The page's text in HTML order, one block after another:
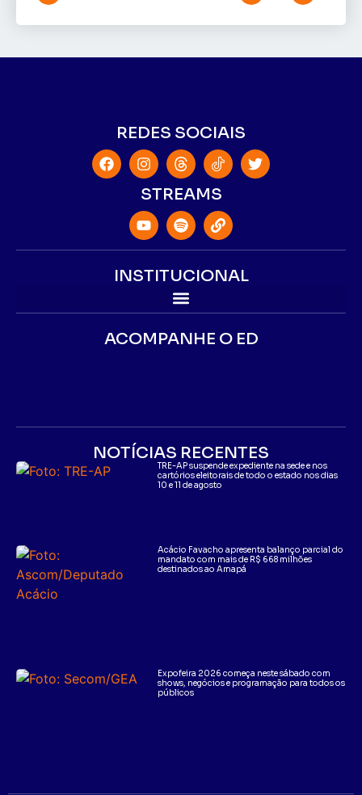
REDES SOCIAIS
STREAMS
INSTITUCIONAL
ACOMPANHE O ED
NOTÍCIAS RECENTES
TRE-AP suspende expediente na sede e nos
cartórios eleitorais de todo o estado nos dias
10 e 11 de agosto
Acácio Favacho apresenta balanço parcial do
mandato com mais de R$ 668 milhões
destinados ao Amapá
Expofeira 2026 começa neste sábado com
shows, negócios e programação para todos os
públicos